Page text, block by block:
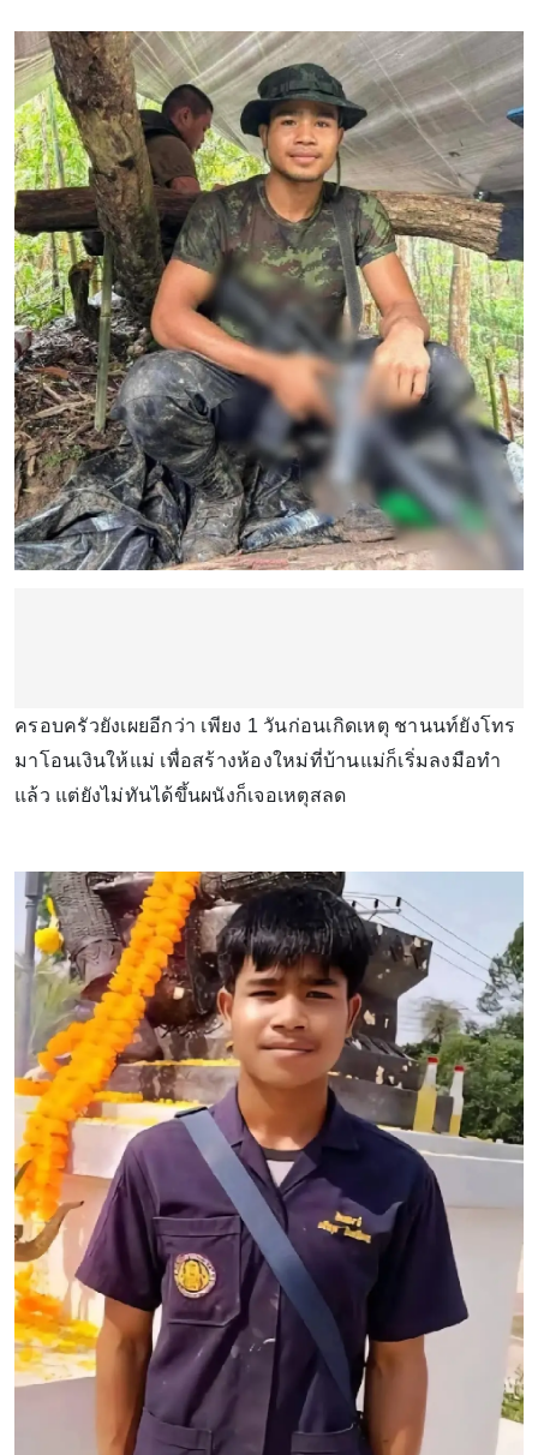
ครอบครัวยังเผยอีกว่า เพียง 1 วันก่อนเกิดเหตุ ชานนท์ยังโทร
มาโอนเงินให้แม่ เพื่อสร้างห้องใหม่ที่บ้านแม่ก็เริ่มลงมือทำ
แล้ว แต่ยังไม่ทันได้ขึ้นผนังก็เจอเหตุสลด